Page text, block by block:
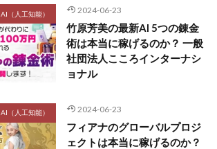
AI（人工知能） 2024-06-23
竹原芳美の最新AI 5つの錬金
術は本当に稼げるのか？ 一般
社団法人こころインターナシ
ョナル
AI（人工知能） 2024-06-23
フィアナのグローバルプロジ
ェクトは本当に稼げるのか？